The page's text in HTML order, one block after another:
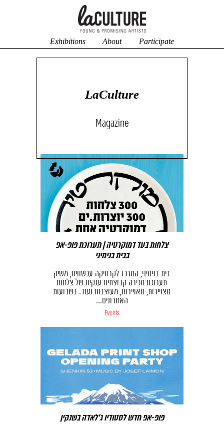
Exhibitions About Participate
Magazine
LaCulture
צלחות בעד דמוקרטיה | תערוכת פופ-אפ
בבית בנימיני
בית בנימיני, המרכז לקרמיקה עכשווית, משיק
תערוכת מכירה קבוצתית ענקית של צלחות
מצויירות, מאויירות, מעוצבות ועוד. בשבועות
האחרונים…
Events
פופ-אפ חדש לסטודיו ג׳לאדה בשנקין